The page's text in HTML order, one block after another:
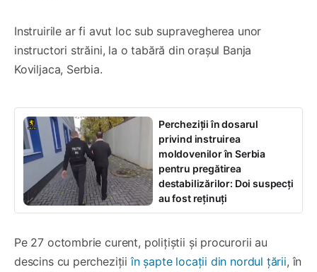
Instruirile ar fi avut loc sub supravegherea unor
instructori străini, la o tabără din orașul Banja
Koviljaca, Serbia.
Percheziții în dosarul
privind instruirea
moldovenilor în Serbia
pentru pregătirea
destabilizărilor: Doi suspecți
au fost reținuți
Pe 27 octombrie curent, polițiștii și procurorii au
descins cu perchezițiiîn șapte locații din nordul țării, în